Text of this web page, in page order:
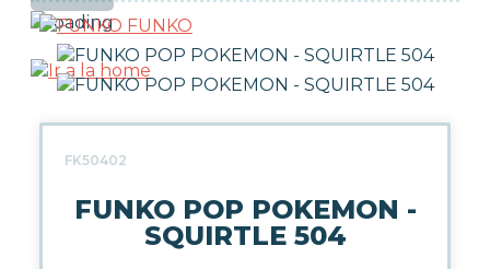
AccesoRESERVAS
NOVEDADES
LICENCIAS FUNKO
FUNKO
FK50402
FUNKO POP POKEMON -
SQUIRTLE 504